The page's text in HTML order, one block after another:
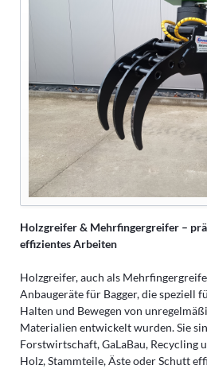
Holzgreifer & Mehrfingergreifer –
effizientes Arbeiten
Holzgreifer, auch als
Anbaugeräte für Bagger, die speziell
Halten und Bewegen von
Materialien entwickelt wurden. Sie
Forstwirtschaft, GaLaBau, Recycling
Holz, Stammteile, Äste oder Schutt